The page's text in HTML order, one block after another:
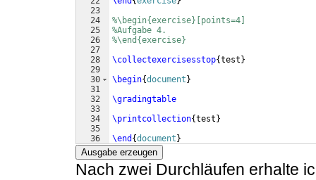
23
24
25
26
27
28
29
30
31
32
33
34
35
36
%\begin{exercise}[points=4]
%Aufgabe 4.
%\end{exercise}
\collectexercisesstop{test }
\begin{document }
\gradingtable
\printcollection{test }
\end {document }
Ausgabe erzeugen
Nach zwei Durchläufen erhalte